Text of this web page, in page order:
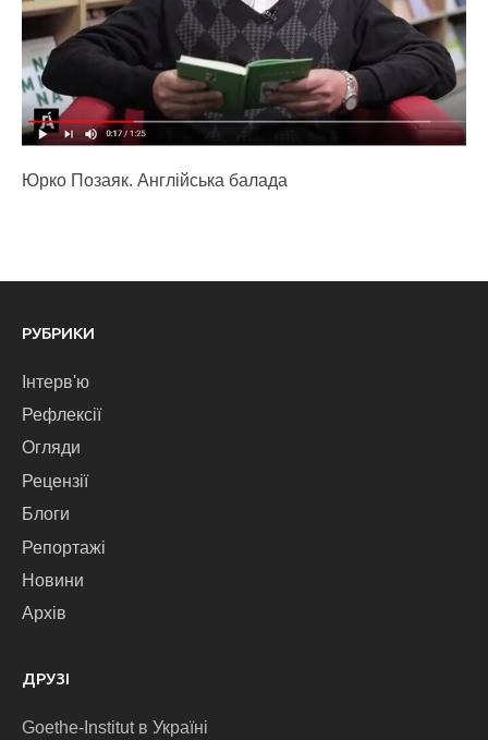
Юрко Позаяк. Англійська балада
РУБРИКИ
Інтерв'ю
Рефлексії
Огляди
Рецензії
Блоги
Репортажі
Новини
Архів
ДРУЗІ
Goethe-Institut в Україні